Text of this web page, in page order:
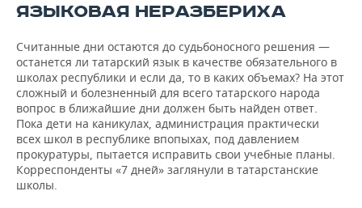
ЯЗЫКОВАЯ НЕРАЗБЕРИХА
Считанные дни остаются до судьбоносного решения —
останется ли татарский язык в качестве обязательного в
школах республики и если да, то в каких объемах? На этот
сложный и болезненный для всего татарского народа
вопрос в ближайшие дни должен быть найден ответ.
Пока дети на каникулах, администрация практически
всех школ в республике впопыхах, под давлением
прокуратуры, пытается исправить свои учебные планы.
Корреспонденты «7 дней» заглянули в татарстанские
школы.